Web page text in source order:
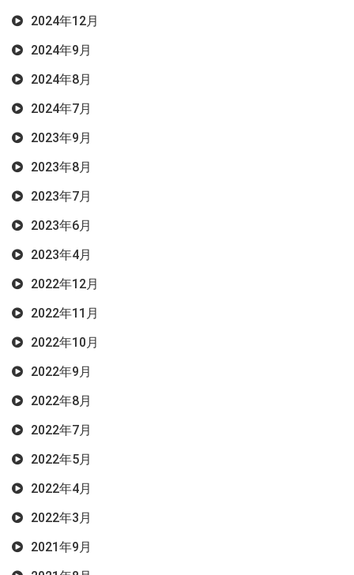
2024年12月
2024年9月
2024年8月
2024年7月
2023年9月
2023年8月
2023年7月
2023年6月
2023年4月
2022年12月
2022年11月
2022年10月
2022年9月
2022年8月
2022年7月
2022年5月
2022年4月
2022年3月
2021年9月